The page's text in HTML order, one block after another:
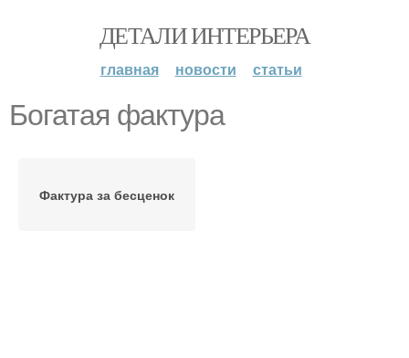
ДЕТАЛИ ИНТЕРЬЕРА
главная новости статьи
Богатая фактура
Фактура за бесценок